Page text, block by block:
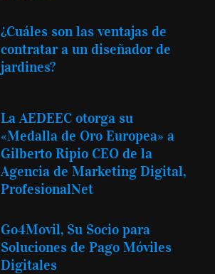
¿Cuáles son las ventajas de
contratar a un diseñador de
jardines?
La AEDEEC otorga su
«Medalla de Oro Europea» a
Gilberto Ripio CEO de la
Agencia de Marketing Digital,
ProfesionalNet
Go4Movil, Su Socio para
Soluciones de Pago Móviles
Digitales